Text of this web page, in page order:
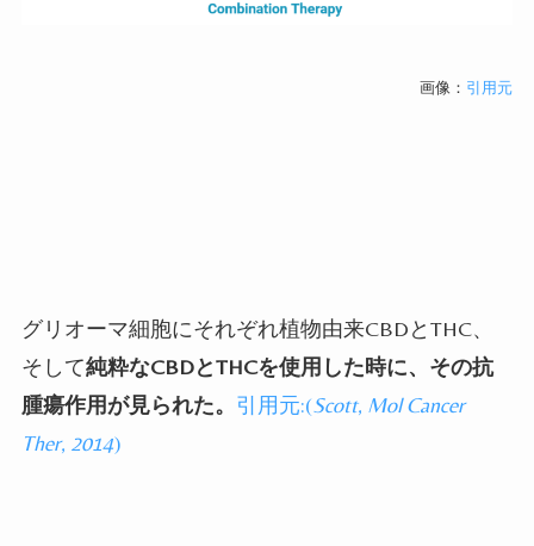
画像： 引用元
グリオーマ細胞にそれぞれ植物由来CBDとTHC、
そして純粋なCBDとTHCを使用した時に、その抗
腫瘍作用が見られた。 引用元:(Scott, Mol Cancer
Ther, 2014)